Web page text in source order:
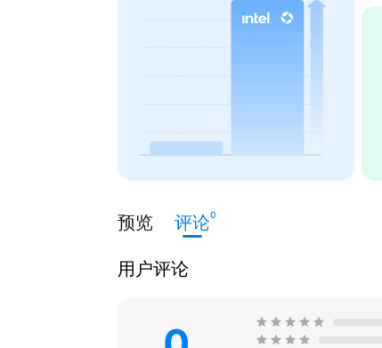
预览 评论0
用户评论